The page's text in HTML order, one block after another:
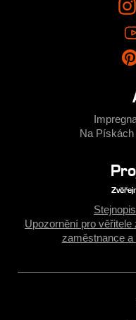
Na Pískách
Upozornění pro
zaměstnance